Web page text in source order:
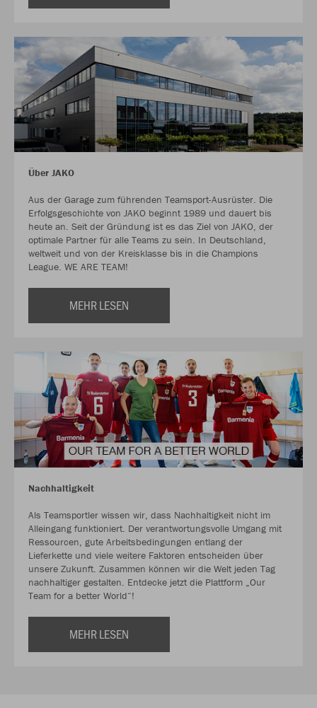
Über JAKO
Aus der Garage zum führenden Teamsport-Ausrüster. Die
Erfolgsgeschichte von JAKO beginnt 1989 und dauert bis
heute an. Seit der Gründung ist es das Ziel von JAKO, der
optimale Partner für alle Teams zu sein. In Deutschland,
weltweit und von der Kreisklasse bis in die Champions
League. WE ARE TEAM!
MEHR LESEN
Nachhaltigkeit
Als Teamsportler wissen wir, dass Nachhaltigkeit nicht im
Alleingang funktioniert. Der verantwortungsvolle Umgang mit
Ressourcen, gute Arbeitsbedingungen entlang der
Lieferkette und viele weitere Faktoren entscheiden über
unsere Zukunft. Zusammen können wir die Welt jeden Tag
nachhaltiger gestalten. Entdecke jetzt die Plattform „Our
Team for a better World“!
MEHR LESEN